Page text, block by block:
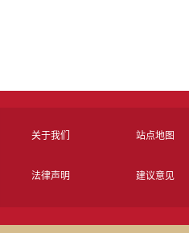
关于我们 站点地图
法律声明 建议意见